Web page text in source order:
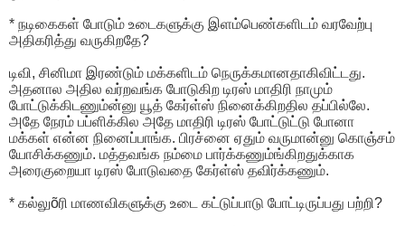
* நடிகைகள் போடும் உடைகளுக்கு இளம்பெண்களிடம் வரவேற்பு
அதிகரித்து வருகிறதே?
டிவி, சினிமா இரண்டும் மக்களிடம் நெருக்கமானதாகிவிட்டது.
அதனால அதில வர்றவங்க போடுகிற டிரஸ் மாதிரி நாமும்
போட்டுக்கிடணும்ன்னு யூத் கேர்ள்ஸ் நினைக்கிறதில தப்பில்லே.
அதே நேரம் பப்ளிக்கில அதே மாதிரி டிரஸ் போட்டுட்டு போனா
மக்கள் என்ன நினைப்பாங்க. பிரச்னை ஏதும் வருமான்னு கொஞ்சம்
யோசிக்கணும். மத்தவங்க நம்மை பார்க்கணும்ங்கிறதுக்காக
அரைகுறையா டிரஸ் போடுவதை கேர்ள்ஸ் தவிர்க்கணும்.
* கல்லுõரி மாணவிகளுக்கு உடை கட்டுப்பாடு போட்டிருப்பது பற்றி?